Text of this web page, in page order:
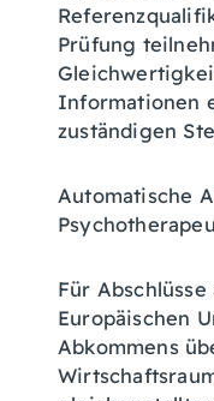
Prüfung
Informationen
zuständigen
Automatische
Für
Europäischen
Abkommens